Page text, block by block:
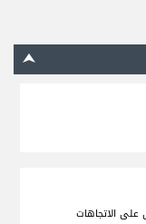
على الاتجاهات